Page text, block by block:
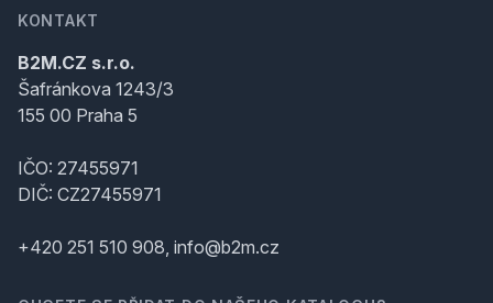
KONTAKT
B2M.CZ s.r.o.
Šafránkova 1243/3
155 00 Praha 5
IČO: 27455971
DIČ: CZ27455971
+420 251 510 908, info@b2m.cz